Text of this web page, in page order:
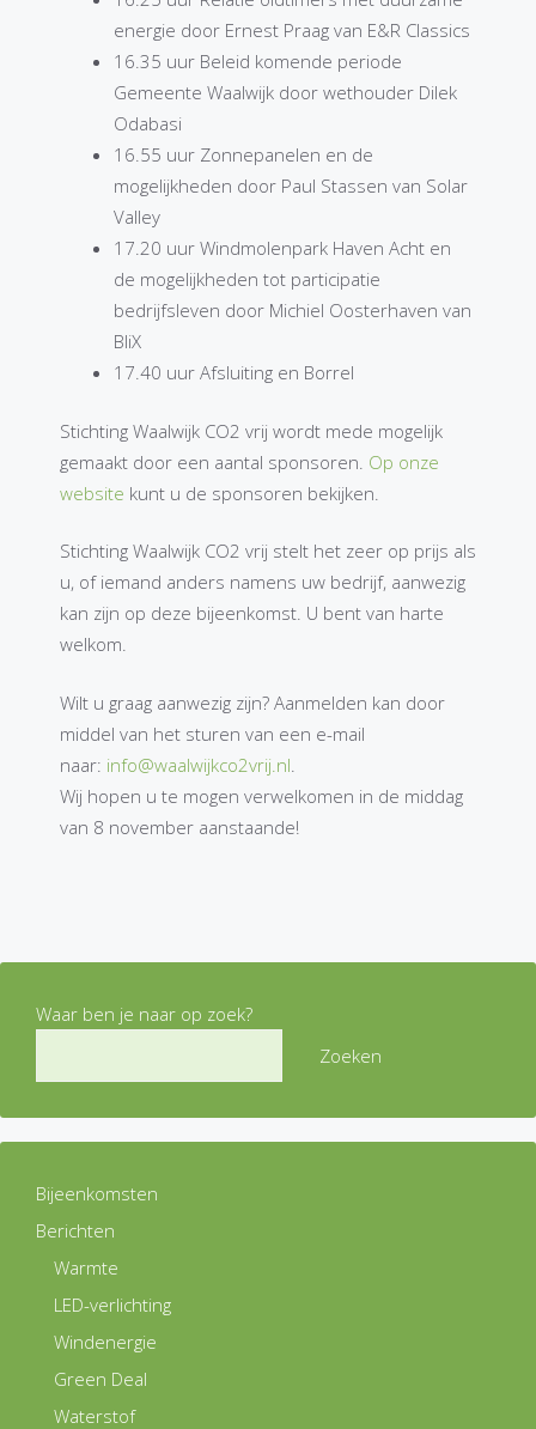
energie door Ernest Praag van E&R Classics
16.35 uur Beleid komende periode
Gemeente Waalwijk door wethouder Dilek
Odabasi
16.55 uur Zonnepanelen en de
mogelijkheden door Paul Stassen van Solar
Valley
17.20 uur Windmolenpark Haven Acht en
de mogelijkheden tot participatie
bedrijfsleven door Michiel Oosterhaven van
BliX
17.40 uur Afsluiting en Borrel
Stichting Waalwijk CO2 vrij wordt mede mogelijk
gemaakt door een aantal sponsoren. Op onze
website kunt u de sponsoren bekijken.
Stichting Waalwijk CO2 vrij stelt het zeer op prijs als
u, of iemand anders namens uw bedrijf, aanwezig
kan zijn op deze bijeenkomst. U bent van harte
welkom.
Wilt u graag aanwezig zijn? Aanmelden kan door
middel van het sturen van een e-mail
naar: info@waalwijkco2vrij.nl
Wij hopen u te mogen verwelkomen in de middag
van 8 november aanstaande!
Waar ben je naar op zoek?
Zoeken
Bijeenkomsten
Berichten
Warmte
LED-verlichting
Windenergie
Green Deal
Waterstof